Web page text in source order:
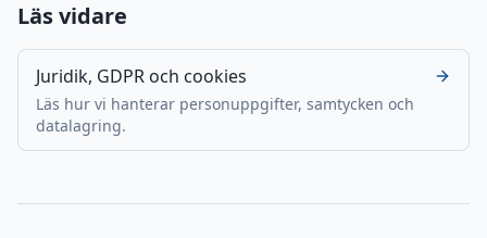
Läs vidare
Juridik, GDPR och cookies
Läs hur vi hanterar personuppgifter, samtycken och
datalagring.